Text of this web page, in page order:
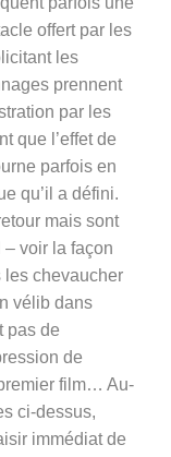
offert par les
les
prennent
par les
que l’effet de
parfois en
qu’il a défini.
mais sont
voir la façon
les chevaucher
vélib dans
pas de
de
film… Au-
ci-dessus,
immédiat de